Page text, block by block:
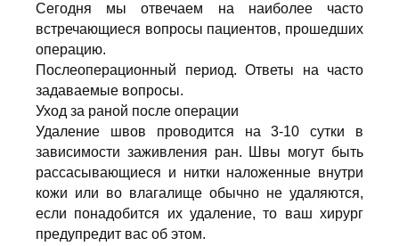
Сегодня мы отвечаем на наиболее часто
встречающиеся вопросы пациентов, прошедших
операцию.
Послеоперационный период. Ответы на часто
задаваемые вопросы.
Уход за раной после операции
Удаление швов проводится на 3-10 сутки в
зависимости заживления ран. Швы могут быть
рассасывающиеся и нитки наложенные внутри
кожи или во влагалище обычно не удаляются,
если понадобится их удаление, то ваш хирург
предупредит вас об этом.